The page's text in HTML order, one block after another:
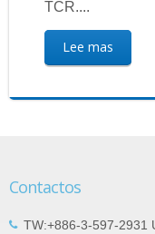
TCR....
Lee mas
Contactos
TW:+886-3-597-2931